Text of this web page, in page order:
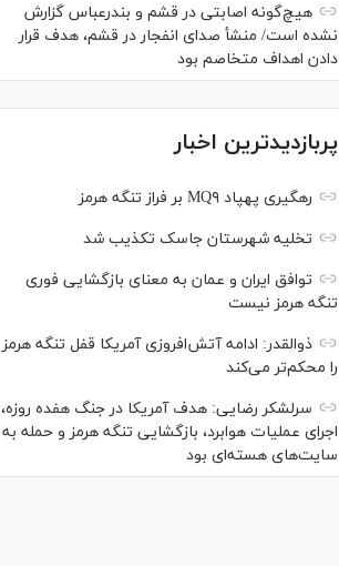
هیچ‌گونه اصابتی در قشم و بندرعباس گزارش
نشده است/ منشأ صدای انفجار در قشم، هدف قرار
دادن اهداف متخاصم بود
پربازدیدترین اخبار
رهگیری پهپاد MQ۹ بر فراز تنگه هرمز
تخلیه شهرستان جاسک تکذیب شد
توافق ایران و عمان به معنای بازگشایی فوری
تنگه هرمز نیست
ذوالقدر: ادامه آتش‌افروزی آمریکا قفل تنگه هرمز
را محکم‌تر می‌کند
سرلشکر رضایی: هدف آمریکا در جنگ هفده روزه،
اجرای عملیات هوابرد، بازگشایی تنگه هرمز و حمله به
سایت‌های هسته‌ای بود